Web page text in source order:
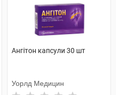
Ангітон капсули 30 шт
Уорлд Медицин